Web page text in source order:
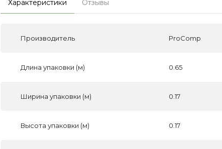
Характеристики Отзывы
Производитель ProComp
Длина упаковки (м) 0.65
Ширина упаковки (м) 0.17
Высота упаковки (м) 0.17